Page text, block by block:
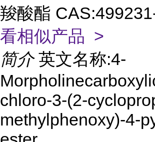
羧酸酯
看相似产品 >
简介 英文名称:4-
chloro-3-(2-
methylphenoxy)-4-